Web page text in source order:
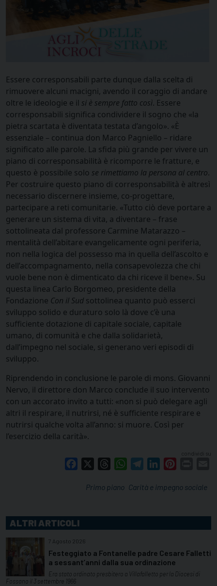
Essere corresponsabili parte dunque dalla scelta di
rimuovere alcuni macigni, avendo il coraggio di andare
oltre le ideologie e il si è sempre fatto così. Essere
corresponsabili significa condividere il sogno che «la
pietra scartata è diventata testata d’angolo». «È
essenziale – continua don Marco Pagniello – ridare
significato alle parole. La sfida più grande per vivere un
piano di corresponsabilità è ricomporre le fratture, e
questo è possibile solo se rimettiamo la persona al centro.
Per costruire questo piano di corresponsabilità è altresì
necessario discernere insieme, co-progettare,
partecipare a reti comunitarie. «Tutto ciò deve portare a
generare un sistema di vita, a diventare – frase
sottolineata dal professore Carmine Matarazzo –
mentalità dell’abitare evangelicamente ogni periferia,
non nella logica del possesso ma in quella dell’ascolto e
dell’accompagnamento, nella consapevolezza che chi
vuole bene non è dimenticato da chi riceve il bene». Su
questa linea Carlo Borgomeo, presidente della
Fondazione Con il Sud sottolinea quanto può esserci
sviluppo solido e duraturo solo là dove c’è una
sufficiente dotazione di capitale sociale, capitale
umano, di comunità e che dalla solidarietà,
dall’impegno nel sociale, si generano veri episodi di
sviluppo.
Riprendendo in conclusione le parole di mons. Giovanni
Nervo, il direttore don Marco conclude il suo intervento
con un accorato invito a tutti: «non si può delegare agli
altri il respirare, il nutrirsi, né è sufficiente respirare e
nutrirsi qualche volta all’anno: si muore. Così per
l’esercizio della carità».
condividi su
Facebook ThreadsWhatsAppTelegramLinkedIn
Carità e impegno sociale
Primo piano
ALTRI ARTICOLI
7 Agosto 2026
Festeggiato a Fontanelle padre Cesare Falletti
a sessant’anni dalla sua ordinazione
Era stato ordinato presbitero a Villafalletto per la Diocesi di
Fossano il 3 settembre 1966